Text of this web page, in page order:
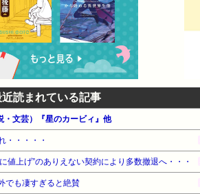
近読まれている記事
・文芸）『星のカービィ』他
・・・・・
値上げ”のありえない契約により多数撤退へ・・・
でも凄すぎると絶賛